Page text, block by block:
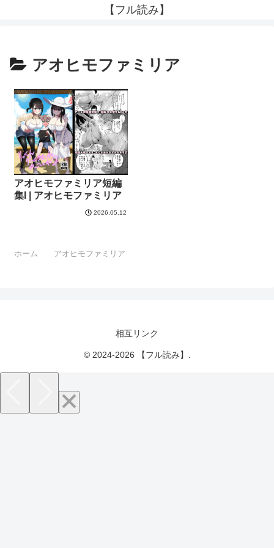
【フル読み】
アオヒモファミリア
アオヒモファミリア短編
集I | アオヒモファミリア
2026.05.12
ホーム アオヒモファミリア
相互リンク
© 2024-2026 【フル読み】.